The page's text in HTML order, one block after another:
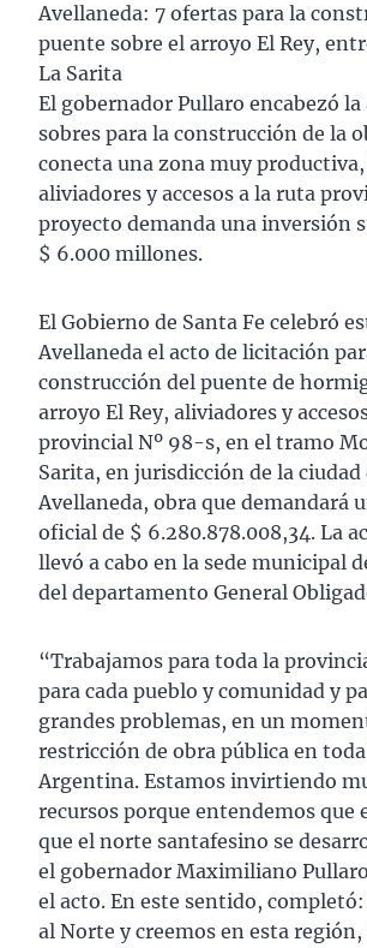
Avellaneda: 7 ofertas para la
puente sobre el arroyo El Rey,
La Sarita
El gobernador Pullaro encabezó la
sobres para la construcción de la
conecta una zona muy
aliviadores y accesos a la ruta
proyecto demanda una inversión
$ 6.000 millones.
El Gobierno de Santa Fe celebró
Avellaneda el acto de licitación
construcción del puente de
arroyo El Rey, aliviadores y
provincial Nº 98-s, en el tramo
Sarita, en jurisdicción de la ciudad
Avellaneda, obra que demandará
oficial de $ 6.280.878.008,34. La
llevó a cabo en la sede municipal
del departamento General
“Trabajamos para toda la
para cada pueblo y comunidad y
grandes problemas, en un
restricción de obra pública en
Argentina. Estamos invirtiendo
recursos porque entendemos que
que el norte santafesino se
el gobernador Maximiliano
el acto. En este sentido,
al Norte y creemos en esta región,